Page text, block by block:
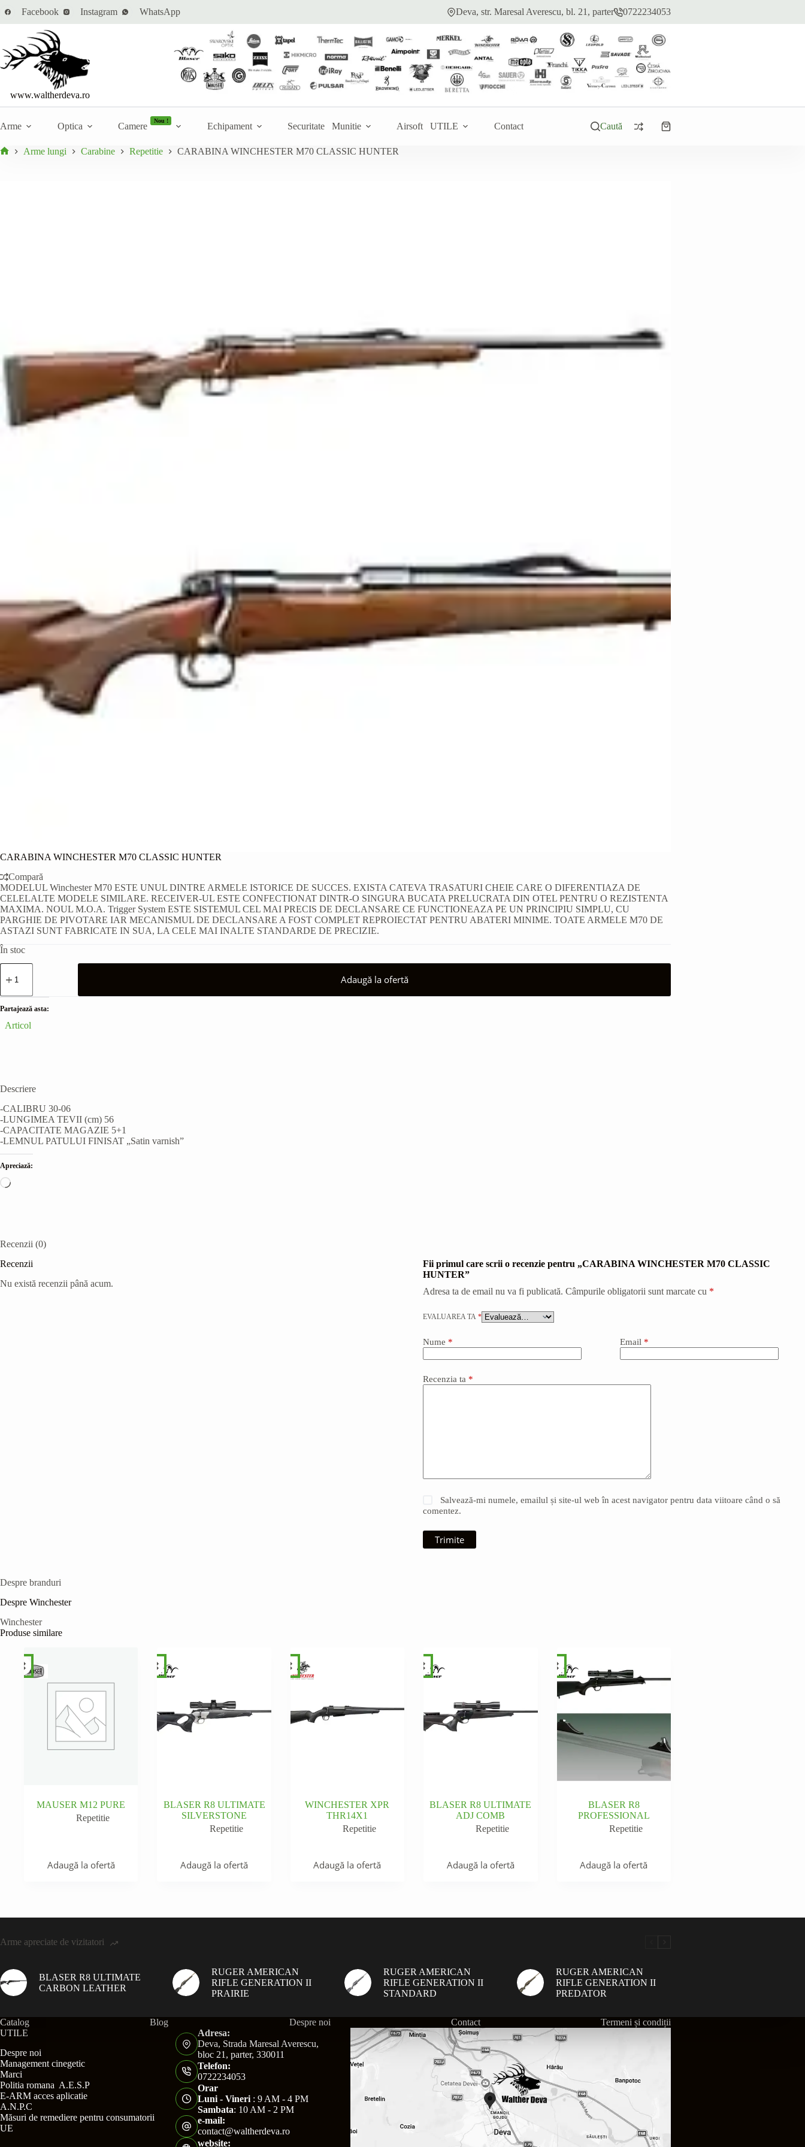
la
conținutÎn stoc
WINCHESTER
M70
CLASSIC
HUNTER
Facebook Instagram WhatsApp Deva, str. Maresal Averescu, bl. 21, parter 0722234053
www.waltherdeva.ro
Arme Optica Camere
Nou !
Echipament Securitate Munitie Airsoft UTILE Contact Caută
Coș
Arme lungi Carabine Repetitie CARABINA WINCHESTER M70 CLASSIC HUNTER
CARABINA WINCHESTER M70 CLASSIC HUNTER
Compară
MODELUL Winchester M70 ESTE UNUL DINTRE ARMELE ISTORICE DE SUCCES. EXISTA CATEVA TRASATURI CHEIE CARE O DIFERENTIAZA DE
CELELALTE MODELE SIMILARE. RECEIVER-UL ESTE CONFECTIONAT DINTR-O SINGURA BUCATA PRELUCRATA DIN OTEL PENTRU O REZISTENTA
MAXIMA. NOUL M.O.A. Trigger System ESTE SISTEMUL CEL MAI PRECIS DE DECLANSARE CE FUNCTIONEAZA PE UN PRINCIPIU SIMPLU, CU
PARGHIE DE PIVOTARE IAR MECANISMUL DE DECLANSARE A FOST COMPLET REPROIECTAT PENTRU ABATERI MINIME. TOATE ARMELE M70 DE
ASTAZI SUNT FABRICATE IN SUA, LA CELE MAI INALTE STANDARDE DE PRECIZIE.
În stoc
Cantitate
CARABINA
M70
CLASSIC
Adaugă la ofertă
Partajează asta:
Articol
Descriere
-CALIBRU 30-06
-LUNGIMEA TEVII (cm) 56
-CAPACITATE MAGAZIE 5+1
-LEMNUL PATULUI FINISAT „Satin varnish”
Apreciază:
Încarc...
Recenzii (0)
Recenzii
Nu există recenzii până acum.
Fii primul care scrii o recenzie pentru „CARABINA WINCHESTER M70 CLASSIC
HUNTER”
Adresa ta de email nu va fi publicată. Câmpurile obligatorii sunt marcate cu *
EVALUAREA TA *
Nume * Email *
Recenzia ta *
Salvează-mi numele, emailul și site-ul web în acest navigator pentru data viitoare când o să
comentez.
Trimite
Despre branduri
Despre Winchester
Winchester
Produse similare
MAUSER M12 PURE
Repetitie
Adaugă la ofertă
BLASER R8 ULTIMATE
SILVERSTONE
Repetitie
Adaugă la ofertă
WINCHESTER XPR
THR14X1
Repetitie
Adaugă la ofertă
BLASER R8 ULTIMATE
ADJ COMB
Repetitie
Adaugă la ofertă
BLASER R8
PROFESSIONAL
Repetitie
Adaugă la ofertă
Arme apreciate de vizitatori
BLASER R8 ULTIMATE
CARBON LEATHER
RUGER AMERICAN
RIFLE GENERATION II
PRAIRIE
RUGER AMERICAN
RIFLE GENERATION II
STANDARD
RUGER AMERICAN
RIFLE GENERATION II
PREDATOR
Catalog Blog Despre noi Contact
Termeni și condiții
UTILE
Despre noi
Management cinegetic
Marci
Politia romana A.E.S.P
E-ARM acces aplicatie
A.N.P.C
Măsuri de remediere pentru consumatorii
UE
Adresa:
Deva, Strada Maresal Averescu,
bloc 21, parter, 330011
Telefon:
0722234053
Orar
Luni - Vineri : 9 AM - 4 PM
Sambata: 10 AM - 2 PM
e-mail:
contact@waltherdeva.ro
website: